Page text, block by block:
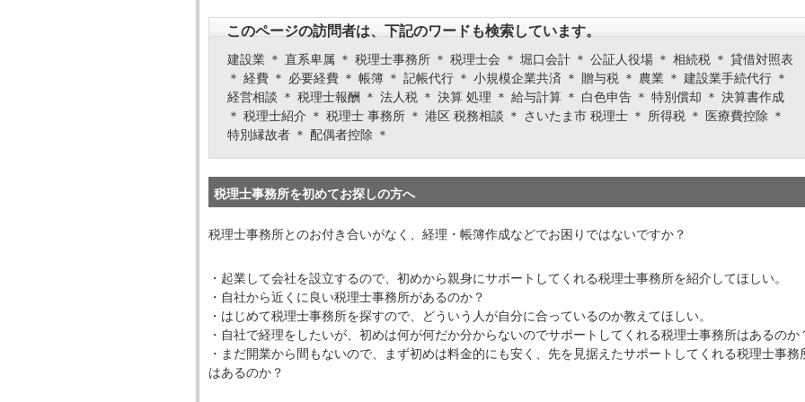
このページの訪問者は、下記のワードも検索しています。
建設業 ＊ 直系卑属 ＊ 税理士事務所 ＊ 税理士会 ＊ 堀口会計 ＊ 公証人役場 ＊ 相続税 ＊ 貸借対照表
＊ 経費 ＊ 必要経費 ＊ 帳簿 ＊ 記帳代行 ＊ 小規模企業共済 ＊ 贈与税 ＊ 農業 ＊ 建設業手続代行 ＊
経営相談 ＊ 税理士報酬 ＊ 法人税 ＊ 決算 処理 ＊ 給与計算 ＊ 白色申告 ＊ 特別償却 ＊ 決算書作成
＊ 税理士紹介 ＊ 税理士 事務所 ＊ 港区 税務相談 ＊ さいたま市 税理士 ＊ 所得税 ＊ 医療費控除 ＊
特別縁故者 ＊ 配偶者控除 ＊
税理士事務所を初めてお探しの方へ
税理士事務所とのお付き合いがなく、経理・帳簿作成などでお困りではないですか？
・起業して会社を設立するので、初めから親身にサポートしてくれる税理士事務所を紹介してほしい。
・自社から近くに良い税理士事務所があるのか？
・はじめて税理士事務所を探すので、どういう人が自分に合っているのか教えてほしい。
・自社で経理をしたいが、初めは何が何だか分からないのでサポートしてくれる税理士事務所はあるのか
・まだ開業から間もないので、まず初めは料金的にも安く、先を見据えたサポートしてくれる税理士事務
はあるのか？